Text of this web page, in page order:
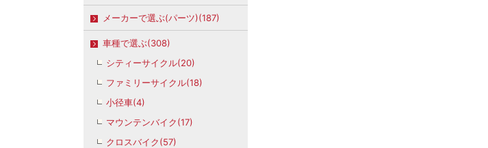
メーカーで選ぶ(パーツ)(187)
車種で選ぶ(308)
シティーサイクル(20)
ファミリーサイクル(18)
小径車(4)
マウンテンバイク(17)
クロスバイク(57)